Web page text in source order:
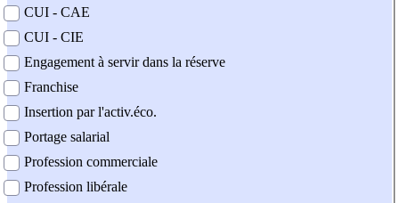
CUI - CAE
CUI - CIE
Engagement à servir dans la réserve
Franchise
Insertion par l'activ.éco.
Portage salarial
Profession commerciale
Profession libérale